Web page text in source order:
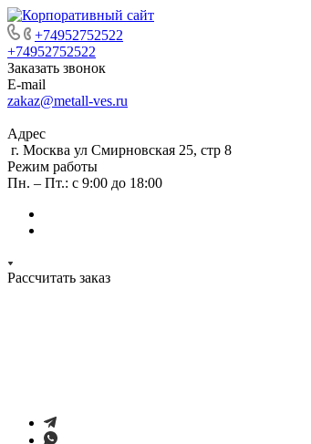
+74952752522
+74952752522
Заказать звонок
E-mail
zakaz@metall-ves.ru
Адрес
г. Москва ул Смирновская 25, стр 8
Режим работы
Пн. – Пт.: с 9:00 до 18:00
Рассчитать заказ